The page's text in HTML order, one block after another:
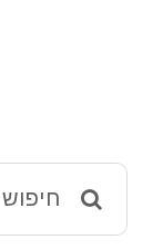
for: